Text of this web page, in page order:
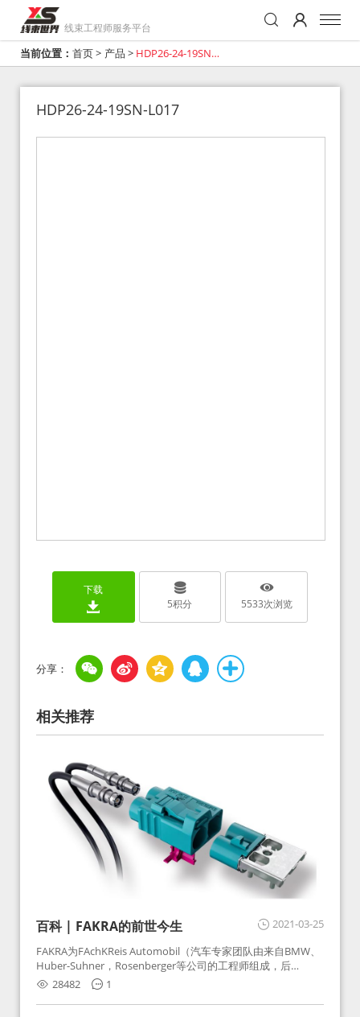
线束工程师服务平台
当前位置： 首页> 产品 > HDP26-24-19SN-
HDP26-24-19SN-L017
下载
5积分 5533次浏览
相关推荐
2021-03-25
百科 | FAKRA的前世今生
FAKRA为FAchKReis Automobil（汽车专家团队由来自BMW、
Huber-Suhner，Rosenberger等公司的工程师组成，后
Huber-Suhner相关连接器业务及技术在2010年并入
Rosenberger）缩写。起初为BMW需求用于车载收音机天线连
接，如今FAKRA已成为汽车行业通用标准的射频连接器，被业
28482 1